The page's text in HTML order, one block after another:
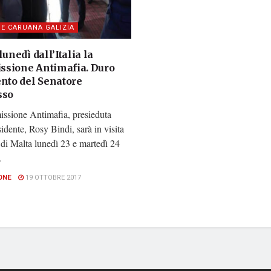
CARUANA GALIZIA
dall’Italia la
Antimafia. Duro
del Senatore
Antimafia, presieduta
Rosy Bindi, sarà in visita
Malta lunedì 23 e martedì 24
19 OTTOBRE 2017